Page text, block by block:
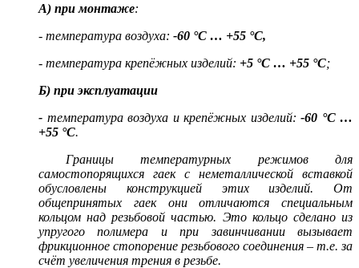
А) при монтаже:
- температура воздуха: -60 °С … +55 °С,
- температура крепёжных изделий: +5 °С … +55 °С;
Б) при эксплуатации
- температура воздуха и крепёжных изделий: -60 °С …
+55 °С.
Границы температурных режимов для
самостопорящихся гаек с неметаллической вставкой
обусловлены конструкцией этих изделий. От
общепринятых гаек они отличаются специальным
кольцом над резьбовой частью. Это кольцо сделано из
упругого полимера и при завинчивании вызывает
фрикционное стопорение резьбового соединения – т.е. за
счёт увеличения трения в резьбе.